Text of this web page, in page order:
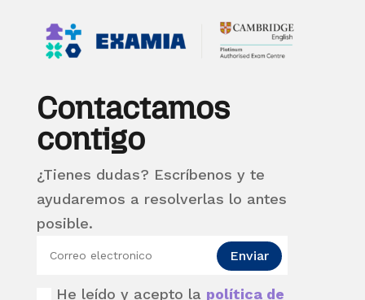
Contactamos
contigo
¿Tienes dudas? Escríbenos y te
ayudaremos a resolverlas lo antes
posible.
He leído y acepto la política de
Enviar